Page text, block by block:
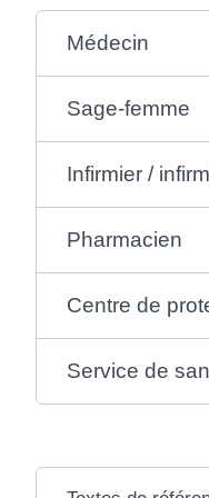
Médecin
Sage-femme
Infirmier /
Pharmacien
Centre de
Service de